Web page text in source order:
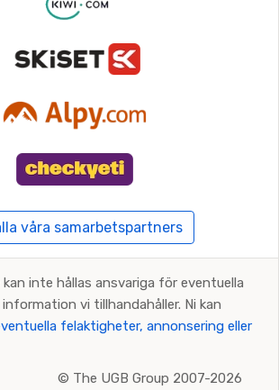
våra samarbetspartners
kan inte hållas ansvariga för eventuella
vi tillhandahåller. Ni kan
felaktigheter, annonsering eller
© The UGB Group 2007-2026